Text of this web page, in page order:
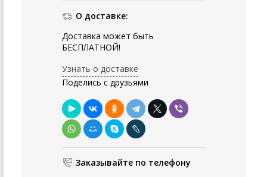
О доставке:
Доставка может быть
БЕСПЛАТНОЙ!
Узнать о доставке
Поделись с друзьями
Заказывайте по телефону